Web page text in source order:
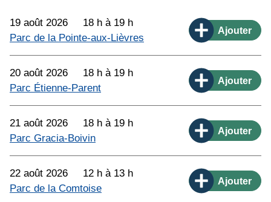
19 août 2026
18 h à 19 h
Parc de la Pointe-aux-Lièvres
Ajouter
20 août 2026
18 h à 19 h
Parc Étienne-Parent
Ajouter
21 août 2026
18 h à 19 h
Parc Gracia-Boivin
Ajouter
22 août 2026
12 h à 13 h
Parc de la Comtoise
Ajouter